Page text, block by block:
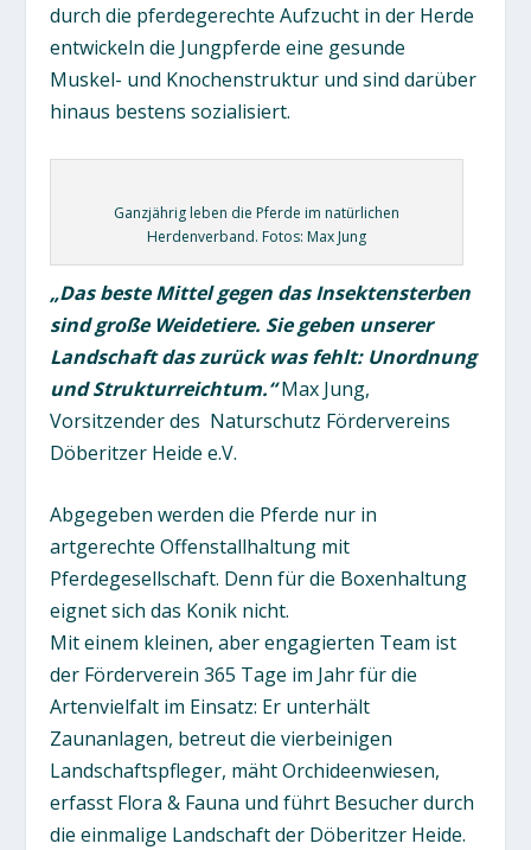
durch die pferdegerechte Aufzucht in der Herde
entwickeln die Jungpferde eine gesunde
Muskel- und Knochenstruktur und sind darüber
hinaus bestens sozialisiert.
Ganzjährig leben die Pferde im natürlichen
Herdenverband. Fotos: Max Jung
„Das beste Mittel gegen das Insektensterben
sind große Weidetiere. Sie geben unserer
Landschaft das zurück was fehlt: Unordnung
und Strukturreichtum.“Max Jung,
Vorsitzender des Naturschutz Fördervereins
Döberitzer Heide e.V.
Abgegeben werden die Pferde nur in
artgerechte Offenstallhaltung mit
Pferdegesellschaft. Denn für die Boxenhaltung
eignet sich das Konik nicht.
Mit einem kleinen, aber engagierten Team ist
der Förderverein 365 Tage im Jahr für die
Artenvielfalt im Einsatz: Er unterhält
Zaunanlagen, betreut die vierbeinigen
Landschaftspfleger, mäht Orchideenwiesen,
erfasst Flora & Fauna und führt Besucher durch
die einmalige Landschaft der Döberitzer Heide.